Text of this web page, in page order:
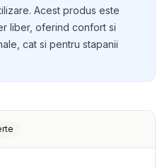
Acest produs este
liber, oferind confort si
cat si pentru stapanii